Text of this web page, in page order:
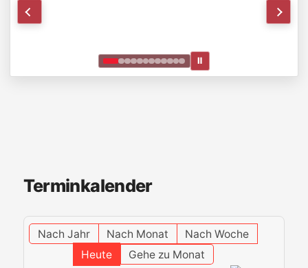
Ⅱ
Terminkalender
Nach Jahr Nach Monat
Nach Woche
Heute
Gehe zu Monat